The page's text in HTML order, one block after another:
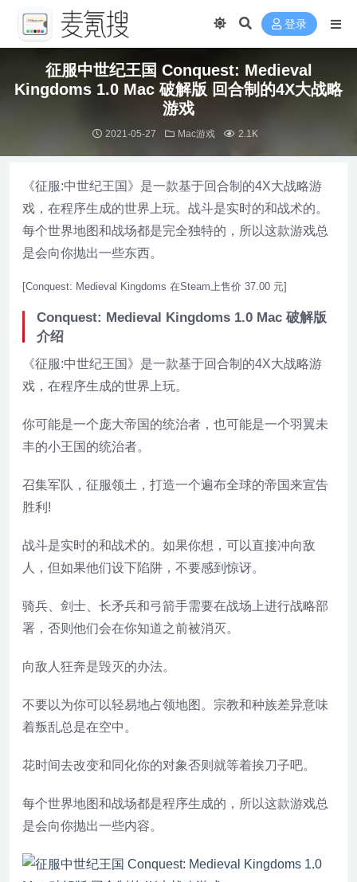
登录
征服中世纪王国 Conquest: Medieval
Kingdoms 1.0 Mac 破解版 回合制的4X大战略
游戏
2021-05-27 Mac游戏 2.1K
《征服:中世纪王国》是一款基于回合制的4X大战略游
戏，在程序生成的世界上玩。战斗是实时的和战术的。
每个世界地图和战场都是完全独特的，所以这款游戏总
是会向你抛出一些东西。
[Conquest: Medieval Kingdoms 在Steam上售价 37.00 元]
Conquest: Medieval Kingdoms 1.0 Mac 破解版
介绍
《征服:中世纪王国》是一款基于回合制的4X大战略游
戏，在程序生成的世界上玩。
你可能是一个庞大帝国的统治者，也可能是一个羽翼未
丰的小王国的统治者。
召集军队，征服领土，打造一个遍布全球的帝国来宣告
胜利!
战斗是实时的和战术的。如果你想，可以直接冲向敌
人，但如果他们设下陷阱，不要感到惊讶。
骑兵、剑士、长矛兵和弓箭手需要在战场上进行战略部
署，否则他们会在你知道之前被消灭。
向敌人狂奔是毁灭的办法。
不要以为你可以轻易地占领地图。宗教和种族差异意味
着叛乱总是在空中。
花时间去改变和同化你的对象否则就等着挨刀子吧。
每个世界地图和战场都是程序生成的，所以这款游戏总
是会向你抛出一些内容。